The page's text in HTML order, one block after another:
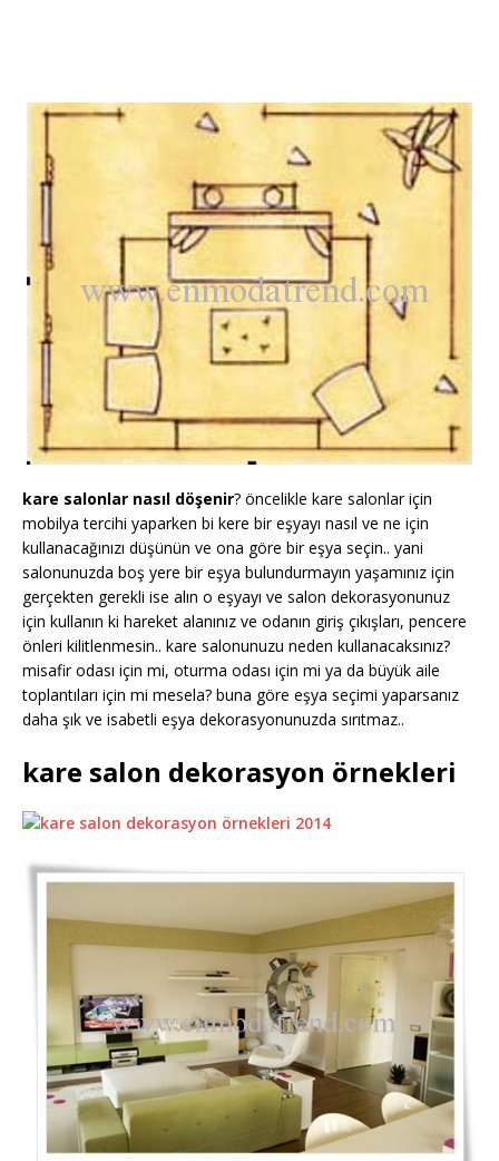
kare salonlar nasıl döşenir? öncelikle kare salonlar için
mobilya tercihi yaparken bi kere bir eşyayı nasıl ve ne için
kullanacağınızı düşünün ve ona göre bir eşya seçin.. yani
salonunuzda boş yere bir eşya bulundurmayın yaşamınız için
gerçekten gerekli ise alın o eşyayı ve salon dekorasyonunuz
için kullanın ki hareket alanınız ve odanın giriş çıkışları, pencere
önleri kilitlenmesin.. kare salonunuzu neden kullanacaksınız?
misafir odası için mi, oturma odası için mi ya da büyük aile
toplantıları için mi mesela? buna göre eşya seçimi yaparsanız
daha şık ve isabetli eşya dekorasyonunuzda sırıtmaz..
kare salon dekorasyon örnekleri